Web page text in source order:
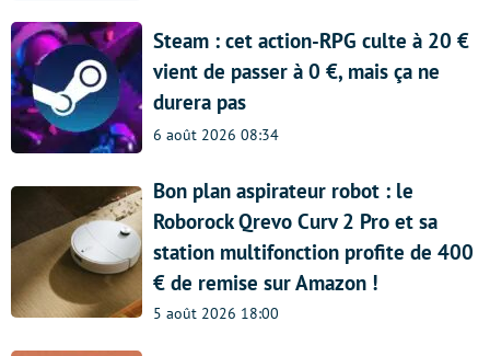
Steam : cet action-RPG culte à 20 €
vient de passer à 0 €, mais ça ne
durera pas
6 août 2026 08:34
Bon plan aspirateur robot : le
Roborock Qrevo Curv 2 Pro et sa
station multifonction profite de 400
€ de remise sur Amazon !
5 août 2026 18:00